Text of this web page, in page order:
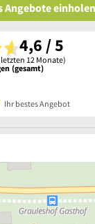
Angebote einholen
4,6 / 5
12 Monate)
(gesamt)
Ihr bestes Angebot